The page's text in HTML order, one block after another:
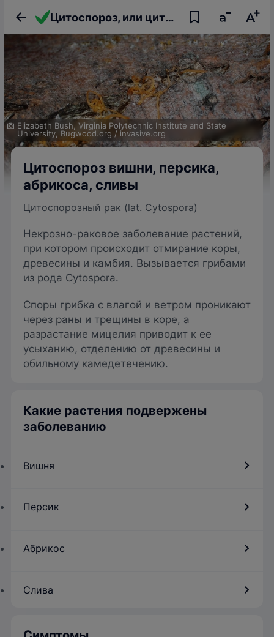
Цитоспороз, или цитоспорозный рак вишни, персика, абрикоса, сливы
Elizabeth Bush, Virginia Polytechnic Institute and State
University, Bugwood.org / invasive.org
Цитоспороз вишни, персика,
абрикоса, сливы
Цитоспорозный рак (lat. Cytospora)
Некрозно-раковое заболевание растений,
при котором происходит отмирание коры,
древесины и камбия. Вызывается грибами
из рода Cytospora.
Споры грибка с влагой и ветром проникают
через раны и трещины в коре, а
разрастание мицелия приводит к ее
усыханию, отделению от древесины и
обильному камедетечению.
Какие растения подвержены
заболеванию
Вишня
Персик
Абрикос
Слива